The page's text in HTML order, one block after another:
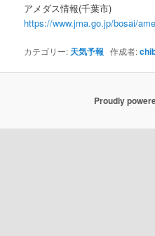
アメダス情報(千葉市)
https://www.jma.go.jp/bosai/
カテゴリー: 天気予報 作成者:
Proudly